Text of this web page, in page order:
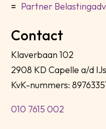
Partner
Contact
Klaverbaan 102
2908 KD Capelle a/d
KvK-nummers:
010 7615 002